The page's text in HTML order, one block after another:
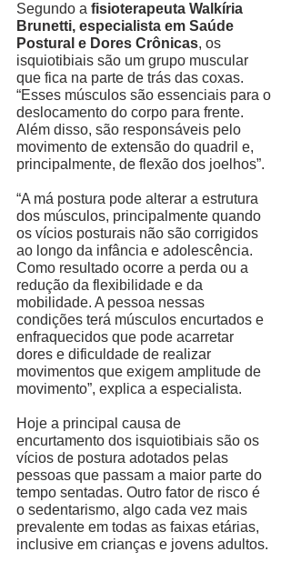
Segundo a fisioterapeuta Walkíria
Brunetti, especialista em Saúde
Postural e Dores Crônicas, os
isquiotibiais são um grupo muscular
que fica na parte de trás das coxas.
“Esses músculos são essenciais para o
deslocamento do corpo para frente.
Além disso, são responsáveis pelo
movimento de extensão do quadril e,
principalmente, de flexão dos joelhos”.
“A má postura pode alterar a estrutura
dos músculos, principalmente quando
os vícios posturais não são corrigidos
ao longo da infância e adolescência.
Como resultado ocorre a perda ou a
redução da flexibilidade e da
mobilidade. A pessoa nessas
condições terá músculos encurtados e
enfraquecidos que pode acarretar
dores e dificuldade de realizar
movimentos que exigem amplitude de
movimento”, explica a especialista.
Hoje a principal causa de
encurtamento dos isquiotibiais são os
vícios de postura adotados pelas
pessoas que passam a maior parte do
tempo sentadas. Outro fator de risco é
o sedentarismo, algo cada vez mais
prevalente em todas as faixas etárias,
inclusive em crianças e jovens adultos.